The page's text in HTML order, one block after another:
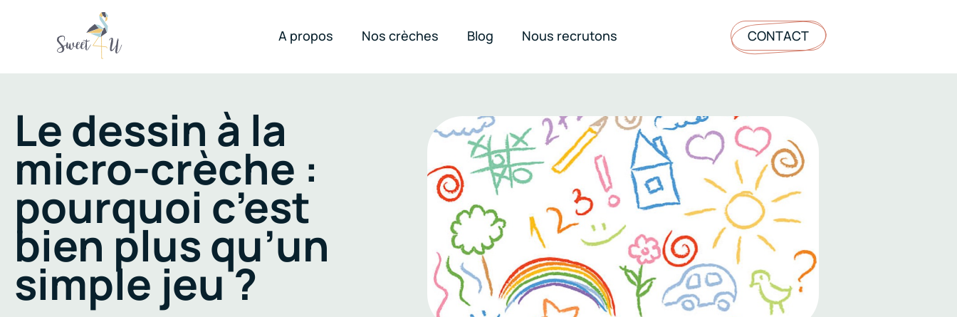
A propos Nos crèches Blog Nous recrutons CONTACT
Le dessin à la
micro-crèche :
pourquoi c’est
bien plus qu’un
simple jeu ?